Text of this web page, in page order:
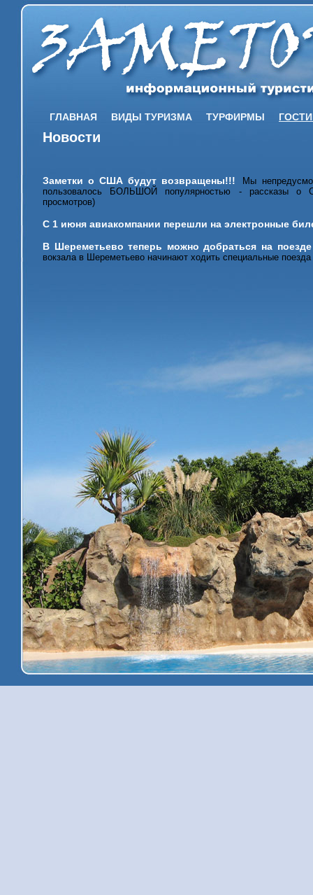
ГЛАВНАЯ ВИДЫ ТУРИЗМА ТУРФИРМЫ
Новости
Заметки о США будут возвращены!!!
Мы
пользовалось БОЛЬШОЙ популярностью - рассказы о
просмотров)
С 1 июня авиакомпании перешли на электронные
В Шереметьево теперь можно добраться на поезде
вокзала в Шереметьево начинают ходить специальные